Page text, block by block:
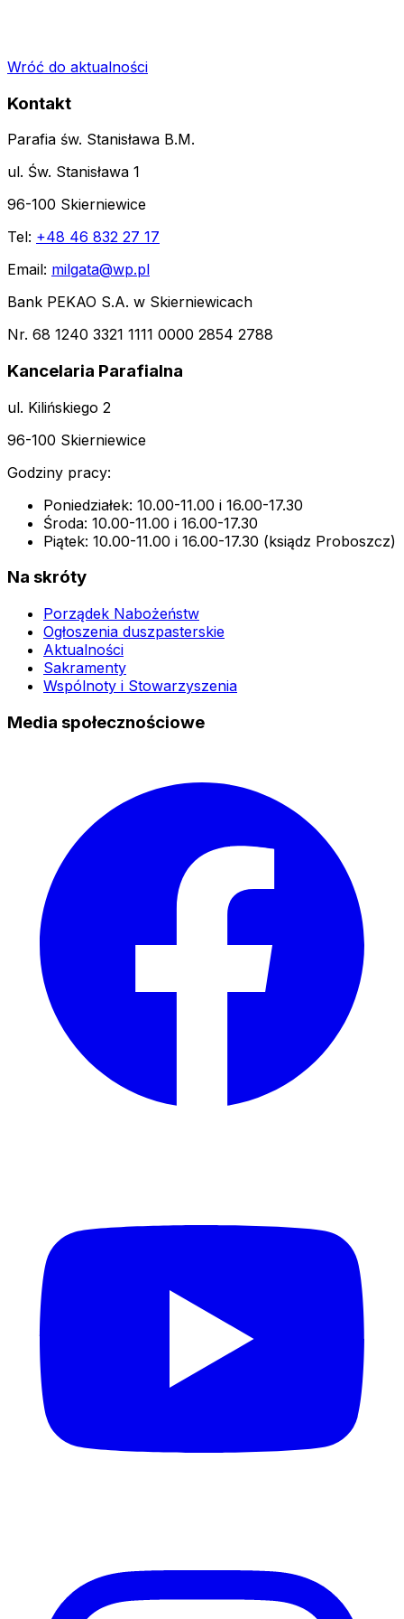
Wróć do aktualności
Kontakt
Parafia św. Stanisława B.M.
ul. Św. Stanisława 1
96-100 Skierniewice
Tel: +48 46 832 27 17
Email: milgata@wp.pl
Bank PEKAO S.A. w Skierniewicach
Nr. 68 1240 3321 1111 0000 2854 2788
Kancelaria Parafialna
ul. Kilińskiego 2
96-100 Skierniewice
Godziny pracy:
Poniedziałek: 10.00-11.00 i 16.00-17.30
Środa: 10.00-11.00 i 16.00-17.30
Piątek: 10.00-11.00 i 16.00-17.30 (ksiądz Proboszcz)
Na skróty
Porządek Nabożeństw
Ogłoszenia duszpasterskie
Aktualności
Sakramenty
Wspólnoty i Stowarzyszenia
Media społecznościowe